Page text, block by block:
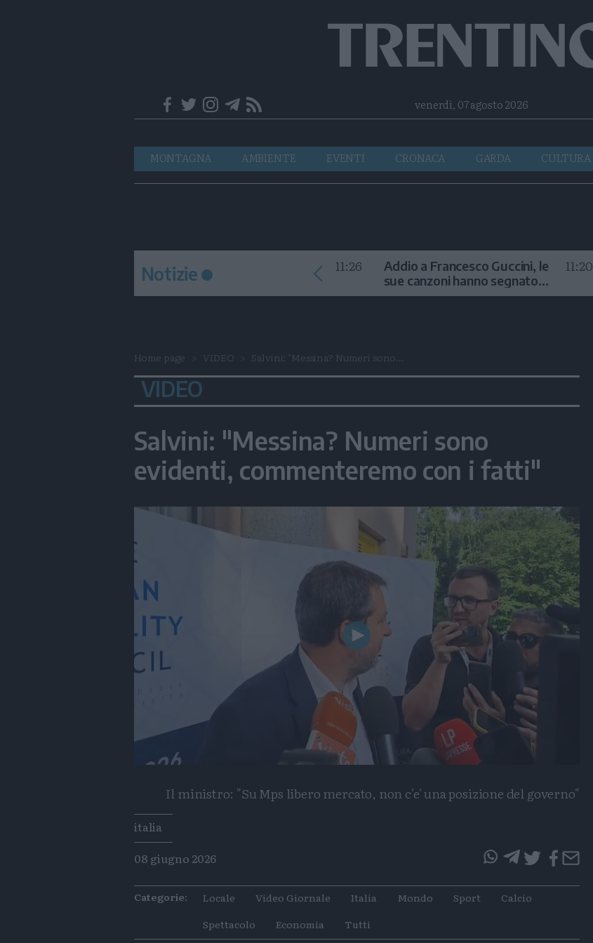
Telegram
RSSvenerdì, 07 agosto 2026
Navigazione
principale
MONTAGNA AMBIENTE EVENTI CRONACA GARDA CULTURA
Notizie 11:26
Addio a Francesco Guccini, le
sue canzoni hanno segnato
la storia
11:20
Home page VIDEO Salvini: "Messina? Numeri sono...
VIDEO
Salvini: "Messina? Numeri sono
evidenti, commenteremo con i fatti"
Play
Video
Il ministro: "Su Mps libero mercato, non c'e' una posizione del governo"
Tags
italia
08 giugno 2026
articoloarticolo
Categorie: Locale Video Giornale Italia Mondo Sport
Calcio
Spettacolo
Economia Tutti